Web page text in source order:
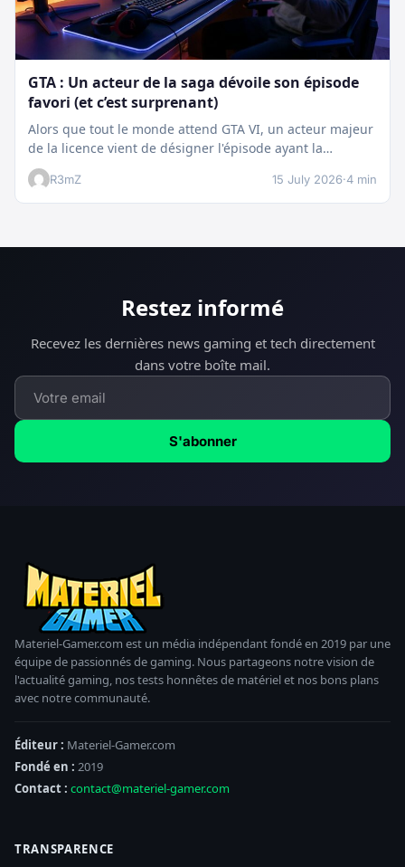
GTA : Un acteur de la saga dévoile son épisode
favori (et c’est surprenant)
Alors que tout le monde attend GTA VI, un acteur majeur
de la licence vient de désigner l'épisode ayant la…
R3mZ 15 July 2026·4 min
Restez informé
Recevez les dernières news gaming et tech directement
dans votre boîte mail.
S'abonner
Materiel-Gamer.com est un média indépendant fondé en 2019 par une
équipe de passionnés de gaming. Nous partageons notre vision de
l'actualité gaming, nos tests honnêtes de matériel et nos bons plans
avec notre communauté.
Éditeur : Materiel-Gamer.com
Fondé en : 2019
Contact : contact@materiel-gamer.com
TRANSPARENCE